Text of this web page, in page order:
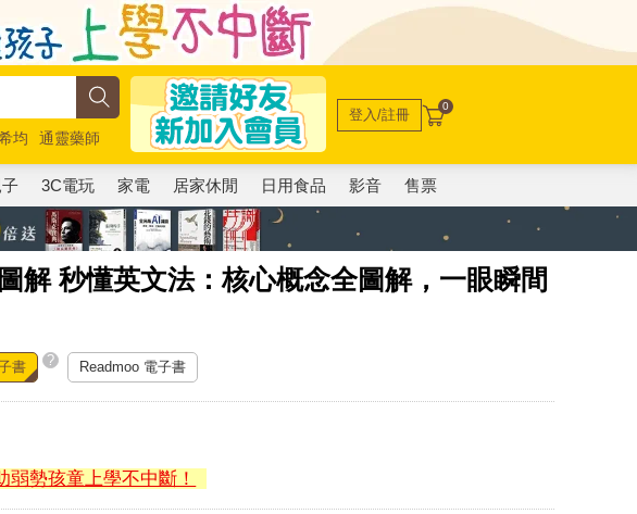
均
通靈藥師
登入/註冊 0
3C電玩 家電 居家休閒 日用食品 影音 售票
解 秒懂英文法：核心概念全圖解，一眼瞬間
書 ? Readmoo 電子書
弱勢孩童上學不中斷！